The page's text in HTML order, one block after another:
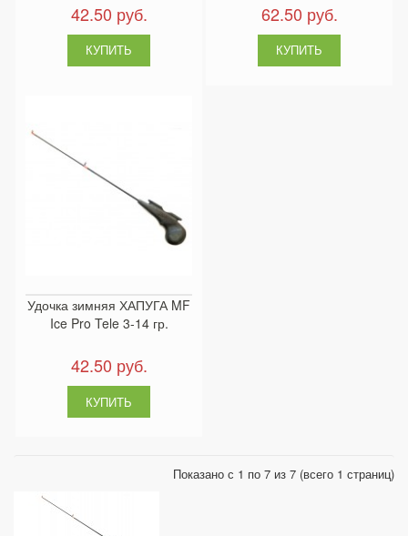
42.50 руб. 62.50 руб.
Удочка зимняя ХАПУГА MF
Ice Pro Tele 3-14 гр.
42.50 руб.
Показано с 1 по 7 из 7 (всего 1 страниц)